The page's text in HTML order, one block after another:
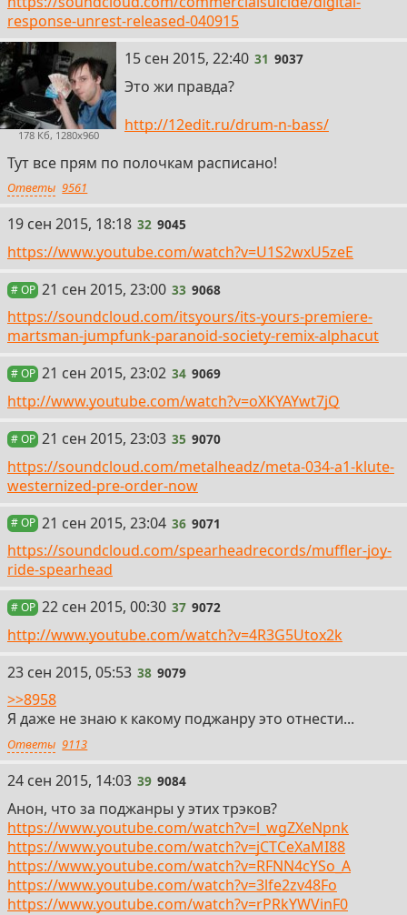
response-unrest-released-040915
178 Кб, 1280x960
31
15 сен 2015, 22:40 31 9037
Это жи правда?
http://12edit.ru/drum-n-bass/
Тут все прям по полочкам расписано!
Ответы 9561
32
19 сен 2015, 18:18 32 9045
https://www.youtube.com/watch?v=U1S2wxU5zeE
# OP 33
21 сен 2015, 23:00 33 9068
https://soundcloud.com/itsyours/its-yours-premiere-
martsman-jumpfunk-paranoid-society-remix-alphacut
# OP 34
21 сен 2015, 23:02 34 9069
http://www.youtube.com/watch?v=oXKYAYwt7jQ
# OP 35
21 сен 2015, 23:03 35 9070
https://soundcloud.com/metalheadz/meta-034-a1-klute-
westernized-pre-order-now
# OP 36
21 сен 2015, 23:04 36 9071
https://soundcloud.com/spearheadrecords/muffler-joy-
ride-spearhead
# OP 37
22 сен 2015, 00:30 37 9072
http://www.youtube.com/watch?v=4R3G5Utox2k
38
23 сен 2015, 05:53 38 9079
>>8958
Я даже не знаю к какому поджанру это отнести...
Ответы 9113
39
24 сен 2015, 14:03 39 9084
Анон, что за поджанры у этих трэков?
https://www.youtube.com/watch?v=l_wgZXeNpnk
https://www.youtube.com/watch?v=jCTCeXaMI88
https://www.youtube.com/watch?v=RFNN4cYSo_A
https://www.youtube.com/watch?v=3lfe2zv48Fo
https://www.youtube.com/watch?v=rPRkYWVinF0